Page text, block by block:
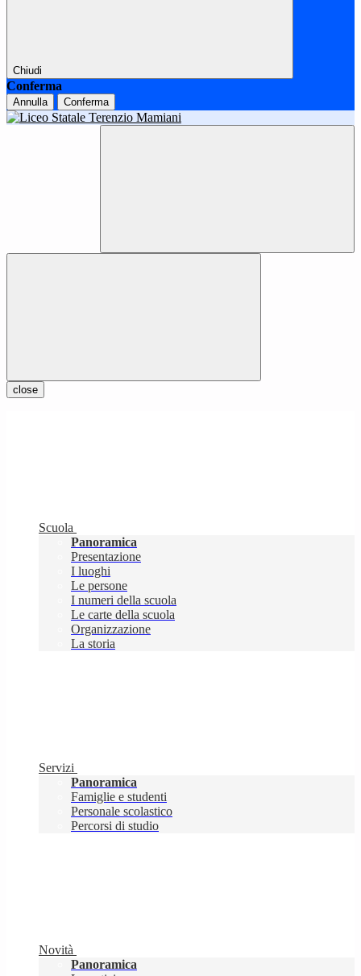
Chiudi
Conferma
Annulla Conferma
close
Scuola
Panoramica
Presentazione
I luoghi
Le persone
I numeri della scuola
Le carte della scuola
Organizzazione
La storia
Servizi
Panoramica
Famiglie e studenti
Personale scolastico
Percorsi di studio
Novità
Panoramica